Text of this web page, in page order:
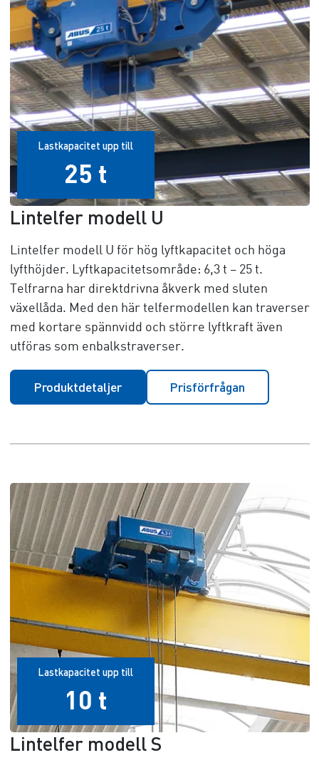
Lastkapacitet upp till
25 t
Lintelfer modell U
Lintelfer modell U för hög lyftkapacitet och höga
lyfthöjder. Lyftkapacitetsområde: 6,3 t – 25 t.
Telfrarna har direktdrivna åkverk med sluten
växellåda. Med den här telfermodellen kan traverser
med kortare spännvidd och större lyftkraft även
utföras som enbalkstraverser.
Produktdetaljer Prisförfrågan
Lastkapacitet upp till
10 t
Lintelfer modell S